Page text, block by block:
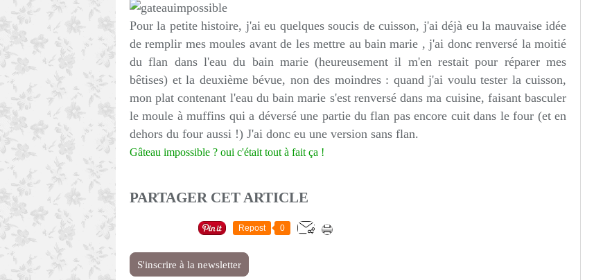
Pour la petite histoire, j'ai eu quelques soucis de cuisson, j'ai déjà eu la mauvaise idée
de remplir mes moules avant de les mettre au bain marie , j'ai donc renversé la moitié
du flan dans l'eau du bain marie (heureusement il m'en restait pour réparer mes
bêtises) et la deuxième bévue, non des moindres : quand j'ai voulu tester la cuisson,
mon plat contenant l'eau du bain marie s'est renversé dans ma cuisine, faisant basculer
le moule à muffins qui a déversé une partie du flan pas encore cuit dans le four (et en
dehors du four aussi !) J'ai donc eu une version sans flan.
Gâteau impossible ? oui c'était tout à fait ça !
PARTAGER CET ARTICLE
Repost 0
S'inscrire à la newsletter